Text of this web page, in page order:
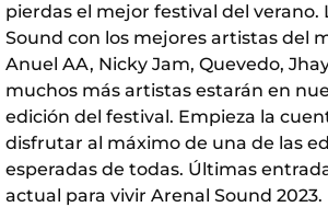
pierdas el mejor festival del verano.
Sound con los mejores artistas del
Anuel AA, Nicky Jam, Quevedo,
muchos más artistas estarán en
edición del festival. Empieza la
disfrutar al máximo de una de las
esperadas de todas. Últimas
actual para vivir Arenal Sound 2023.